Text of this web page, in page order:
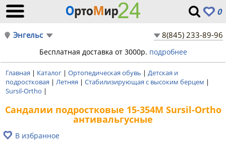
0
Энгельс 8(845) 233-89-96
Бесплатная доставка от 3000р. подробнее
Главная | Каталог | Ортопедическая обувь | Детская и
подростковая | Летняя | Стабилизирующая с высоким берцем |
Sursil-Ortho |
Сандалии подростковые 15-354M Sursil-Ortho
антивальгусные
В избранное